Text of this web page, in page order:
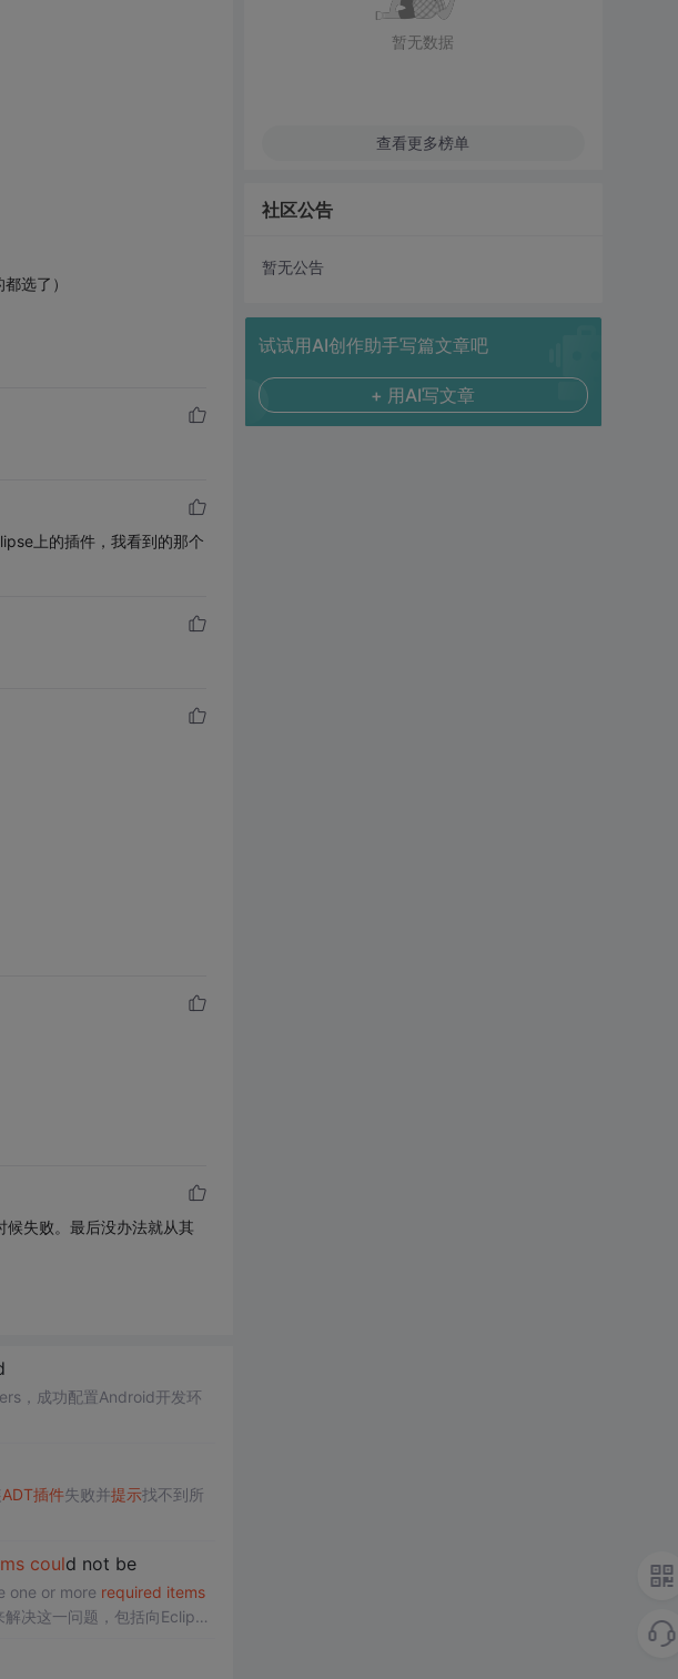
选了）
上的插件，我看到的那个
失败。最后没办法就从其
，成功配置Android开发环
ADT插件失败并提示找不到所
could not be
one or more required items
决这一问题，包括向Eclipse
暂无数据
查看更多榜单
社区公告
暂无公告
试试用AI创作助手写篇文章吧
+ 用AI写文章